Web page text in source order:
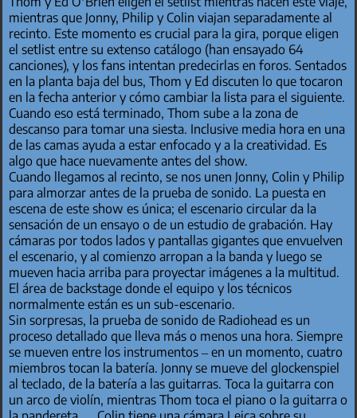
mientras que Jonny, Philip y Colin viajan separadamente al
recinto. Este momento es crucial para la gira, porque eligen
el setlist entre su extenso catálogo (han ensayado 64
canciones), y los fans intentan predecirlas en foros. Sentados
en la planta baja del bus, Thom y Ed discuten lo que tocaron
en la fecha anterior y cómo cambiar la lista para el siguiente.
Cuando eso está terminado, Thom sube a la zona de
descanso para tomar una siesta. Inclusive media hora en una
de las camas ayuda a estar enfocado y a la creatividad. Es
algo que hace nuevamente antes del show.
Cuando llegamos al recinto, se nos unen Jonny, Colin y Philip
para almorzar antes de la prueba de sonido. La puesta en
escena de este show es única; el escenario circular da la
sensación de un ensayo o de un estudio de grabación. Hay
cámaras por todos lados y pantallas gigantes que envuelven
el escenario, y al comienzo arropan a la banda y luego se
mueven hacia arriba para proyectar imágenes a la multitud.
El área de backstage donde el equipo y los técnicos
normalmente están es un sub-escenario.
Sin sorpresas, la prueba de sonido de Radiohead es un
proceso detallado que lleva más o menos una hora. Siempre
se mueven entre los instrumentos – en un momento, cuatro
miembros tocan la batería. Jonny se mueve del glockenspiel
al teclado, de la batería a las guitarras. Toca la guitarra con
un arco de violín, mientras Thom toca el piano o la guitarra o